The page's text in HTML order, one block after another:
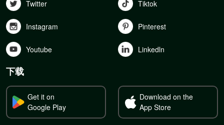
Twitter Tiktok
Instagram Pinterest
Youtube Linkedln
下载
Get it on
Google Play
Download on the
App Store